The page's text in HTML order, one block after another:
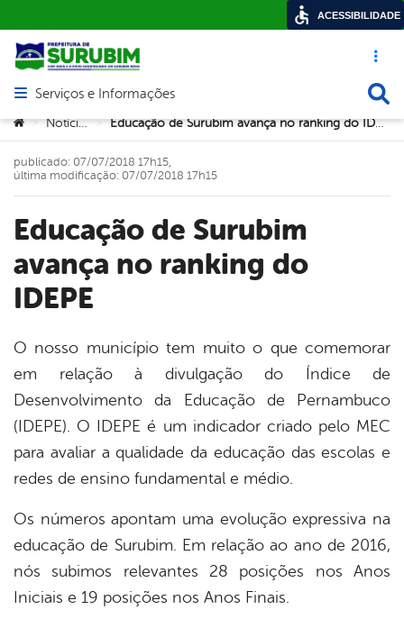
Acesso
Abrir menu principal de navegação
Serviços e Informações
Você está aqui:
> Notícias > Educação de Surubim avança no ranking do IDEPE
Educação de Surubim
avança no ranking do
IDEPE
publicado: 07/07/2018 17h15,
última modificação: 07/07/2018 17h15
O nosso município tem muito o que comemorar
em relação à divulgação do Índice de
Desenvolvimento da Educação de Pernambuco
(IDEPE). O IDEPE é um indicador criado pelo MEC
para avaliar a qualidade da educação das escolas e
redes de ensino fundamental e médio.
Os números apontam uma evolução expressiva na
educação de Surubim. Em relação ao ano de 2016,
nós subimos relevantes 28 posições nos Anos
Iniciais e 19 posições nos Anos Finais.
ACESSIBILIDADE